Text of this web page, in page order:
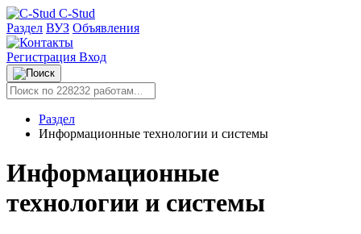
C-Stud
Раздел ВУЗ Объявления
Регистрация Вход
Раздел
Информационные технологии и системы
Информационные
технологии и системы